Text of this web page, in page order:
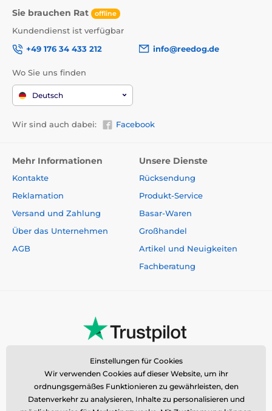
Sie brauchen Rat offline
Kundendienst ist verfügbar
+49 176 34 433 212
info@reedog.de
Wo Sie uns finden
Deutsch
Wir sind auch dabei: Facebook
Mehr Informationen
Kontakte
Reklamation
Versand und Zahlung
Über das Unternehmen
AGB
Unsere Dienste
Rücksendung
Produkt-Service
Basar-Waren
Großhandel
Artikel und Neuigkeiten
Fachberatung
Einstellungen für Cookies
Wir verwenden Cookies auf dieser Website, um ihr
ordnungsgemäßes Funktionieren zu gewährleisten, den
Datenverkehr zu analysieren, Inhalte zu personalisieren und